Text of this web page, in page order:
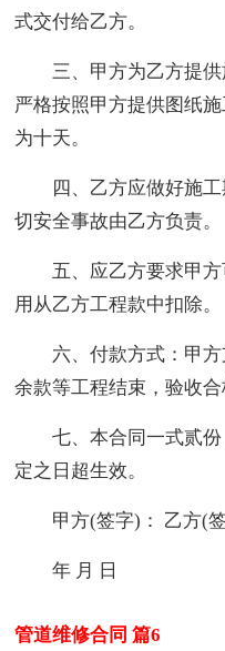
式交付给乙方。
三、甲方为乙方提供
严格按照甲方提供图纸
为十天。
四、乙方应做好施工
切安全事故由乙方负责。
五、应乙方要求甲方
用从乙方工程款中扣除。
六、付款方式：甲方
余款等工程结束，验收合
七、本合同一式贰份
定之日超生效。
甲方(签字)： 乙方(签
年 月 日
管道维修合同 篇6